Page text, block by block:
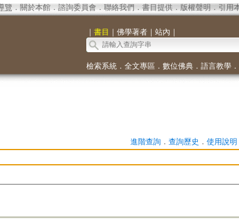
覽 ． 關於本館． 諮詢委員會． 聯絡我們 ． 書目提供． 版權聲明 ． 引用
｜ 書目 ｜ 佛學著者｜ 站內 ｜
檢索系統． 全文專區 ． 數位佛典． 語言教學．
進階查詢． 查詢歷史 ． 使用說明